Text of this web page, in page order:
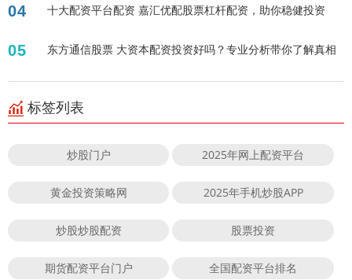
04 十大配资平台配资 嘉汇优配股票杠杆配资，助你稳健投资
05 东方通信股票 大资本配资投资好吗？专业分析带你了解真相
标签列表
炒股门户 2025年网上配资平台
黄金投资策略网 2025年手机炒股APP
炒股炒股配资 股票投资
期货配资平台门户 全国配资平台排名